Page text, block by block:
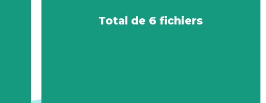
Total de 6 fichiers